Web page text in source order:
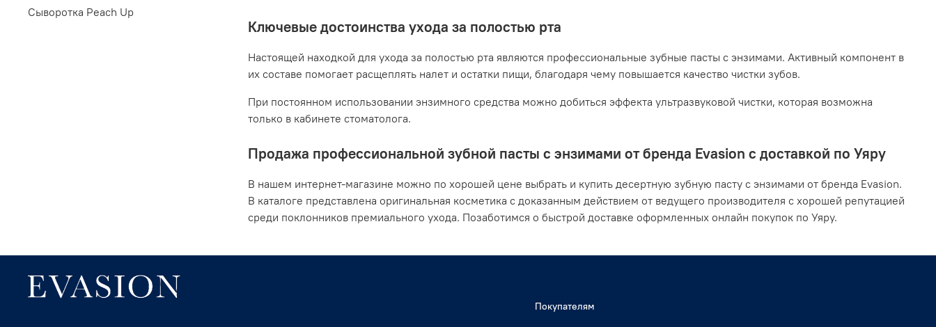
Ключевые достоинства ухода за полостью рта
Настоящей находкой для ухода за полостью рта являются профессиональные зубные пасты с энзимами. Активный компонент в
их составе помогает расщеплять налет и остатки пищи, благодаря чему повышается качество чистки зубов.
При постоянном использовании энзимного средства можно добиться эффекта ультразвуковой чистки, которая возможна
только в кабинете стоматолога.
Продажа профессиональной зубной пасты с энзимами от бренда Evasion с доставкой по Уяру
В нашем интернет-магазине можно по хорошей цене выбрать и купить десертную зубную пасту с энзимами от бренда Evasion.
В каталоге представлена оригинальная косметика с доказанным действием от ведущего производителя с хорошей репутацией
среди поклонников премиального ухода. Позаботимся о быстрой доставке оформленных онлайн покупок по Уяру.
Сыворотка Peach Up
Покупателям